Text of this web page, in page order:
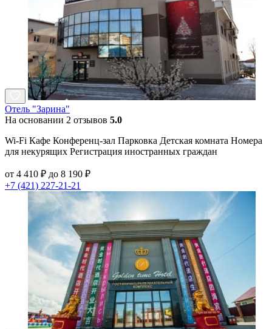
Отель "Зарина"
На основании 2 отзывов 5.0
Wi-Fi Кафе Конференц-зал Парковка Детская комната Номера
для некурящих Регистрация иностранных граждан
от 4 410 ₽ до 8 190 ₽
+7 (421) 227-21-21